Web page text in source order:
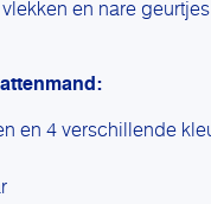
en nare
en 4 verschillende